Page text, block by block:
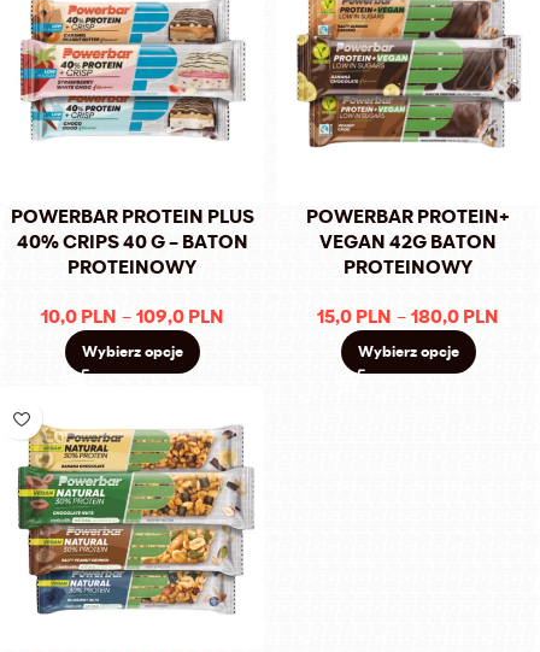
POWERBAR PROTEIN PLUS
40% CRIPS 40 G – BATON
PROTEINOWY
10,0 PLN – 109,0 PLN
Wybierz opcje
POWERBAR PROTEIN+
VEGAN 42G BATON
PROTEINOWY
15,0 PLN – 180,0 PLN
Wybierz opcje